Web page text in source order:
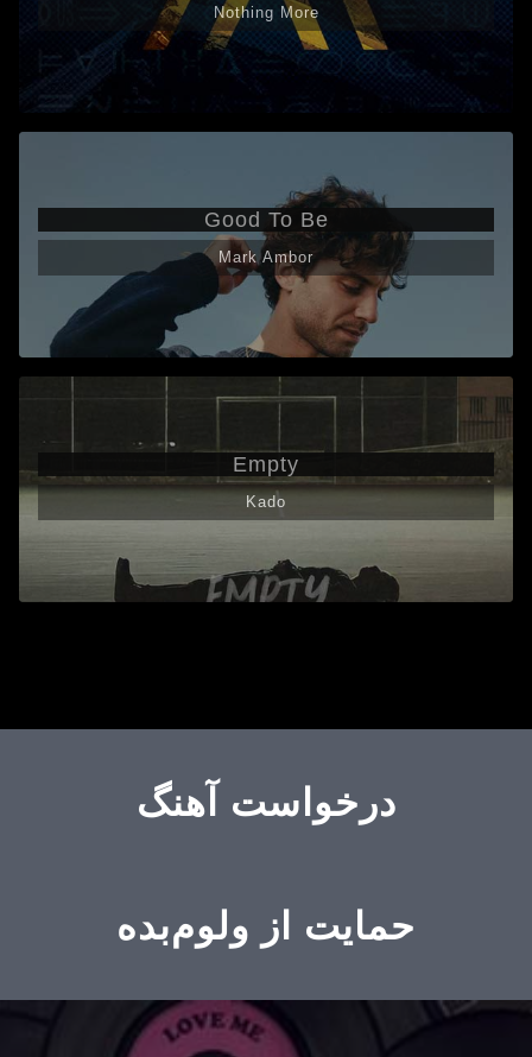
Nothing More
Good To Be
Mark Ambor
Empty
Kado
درخواست آهنگ
حمایت از ولوم‌بده